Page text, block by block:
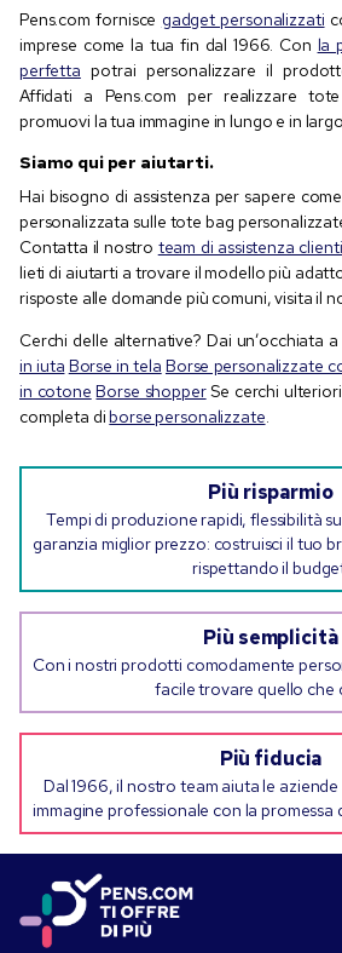
Pens.com fornisce gadget personalizzati
imprese come la tua fin dal 1966. Con la
perfetta potrai personalizzare il
Affidati a Pens.com per realizzare
promuovi la tua immagine in lungo e in
Siamo qui per aiutarti.
Hai bisogno di assistenza per sapere
personalizzata sulle tote bag
Contatta il nostro team di assistenza clienti
lieti di aiutarti a trovare il modello più
risposte alle domande più comuni, visita il
Cerchi delle alternative? Dai un’occhiata
in iuta Borse in tela Borse personalizzate
in cotone Borse shopperSe cerchi
completa diborse personalizzate
Più risparmio
Tempi di produzione rapidi, flessibilità
garanzia miglior prezzo: costruisci il tuo
rispettando il
Più semplicità
Con i nostri prodotti comodamente
facile trovare quello che
Più fiducia
Dal 1966, il nostro team aiuta le
immagine professionale con la promessa